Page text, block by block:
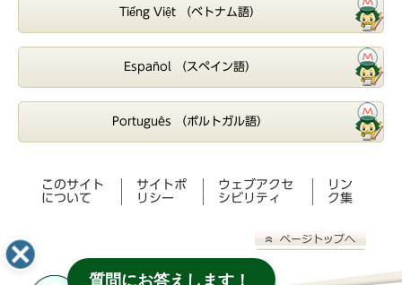
Tiếng Việt （ベトナム語）
Español （スペイン語）
Português （ポルトガル語）
このサイト
について
サイトポ
リシー
ウェブアクセ
シビリティ
リン
ク集
質問にお答えします！